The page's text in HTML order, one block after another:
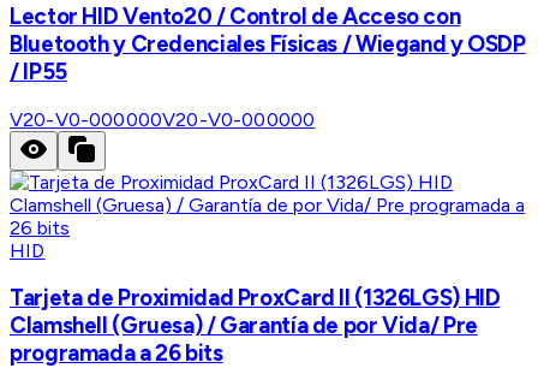
Lector HID Vento20 / Control de Acceso con
Bluetooth y Credenciales Físicas / Wiegand y OSDP
/ IP55
V20-V0-000000V20-V0-000000
HID
Tarjeta de Proximidad ProxCard II (1326LGS) HID
Clamshell (Gruesa) / Garantía de por Vida/ Pre
programada a 26 bits